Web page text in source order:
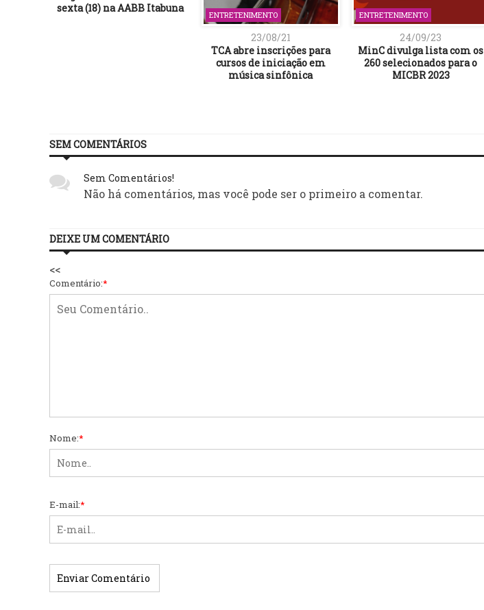
sexta (18) na AABB Itabuna
ENTRETENIMENTO
23/08/21
TCA abre inscrições para
cursos de iniciação em
música sinfônica
ENTRETENIMENTO
24/09/23
MinC divulga lista com os
260 selecionados para o
MICBR 2023
SEM COMENTÁRIOS
Sem Comentários!
Não há comentários, mas você pode ser o primeiro a comentar.
DEIXE UM COMENTÁRIO
<<
Comentário:*
Nome:*
E-mail:*